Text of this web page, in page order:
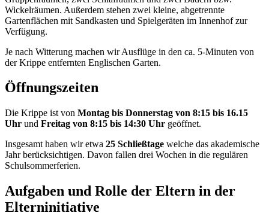
Wickelräumen. Außerdem stehen zwei kleine, abgetrennte
Gartenflächen mit Sandkasten und Spielgeräten im Innenhof zur
Verfügung.
Je nach Witterung machen wir Ausflüge in den ca. 5-Minuten von
der Krippe entfernten Englischen Garten.
Öffnungszeiten
Die Krippe ist von Montag bis Donnerstag von 8:15 bis 16.15
Uhr und Freitag von 8:15 bis 14:30 Uhr geöffnet.
Insgesamt haben wir etwa 25 Schließtage welche das akademische
Jahr berücksichtigen. Davon fallen drei Wochen in die regulären
Schulsommerferien.
Aufgaben und Rolle der Eltern in der
Elterninitiative